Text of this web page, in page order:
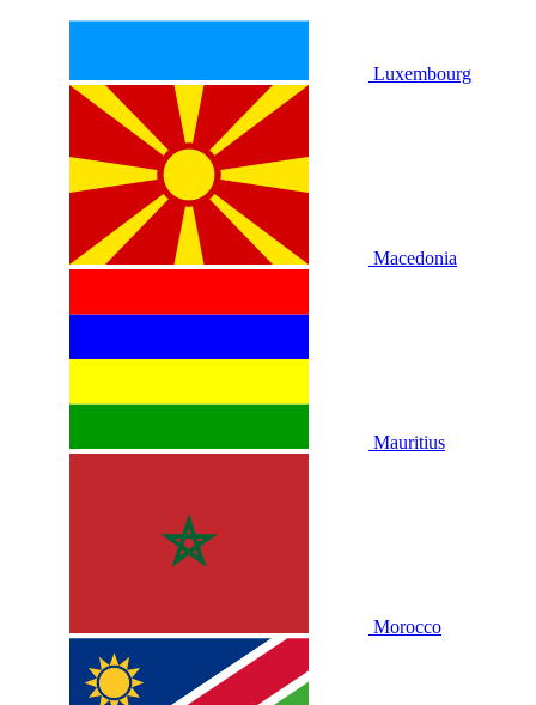
Luxembourg
Macedonia
Mauritius
Morocco